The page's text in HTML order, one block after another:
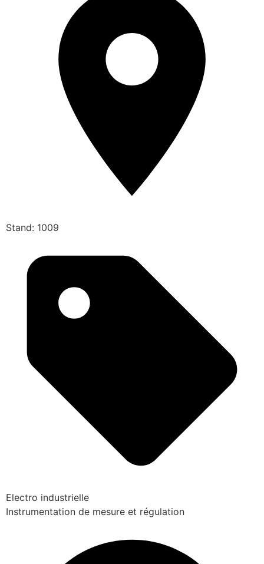
Stand: 1009
Electro industrielle
Instrumentation de mesure et régulation